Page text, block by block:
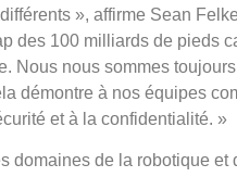
», affirme Sean
des 100 milliards de pieds
Nous nous sommes
démontre à nos équipes
et à la confidentialité. »
domaines de la robotique